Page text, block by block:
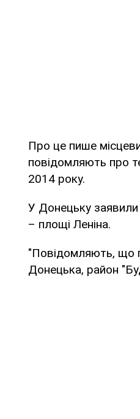
Про це пише
повідомляють про
2014 року.
У Донецьку заявили
– площі Леніна.
"Повідомляють, що
Донецька, район